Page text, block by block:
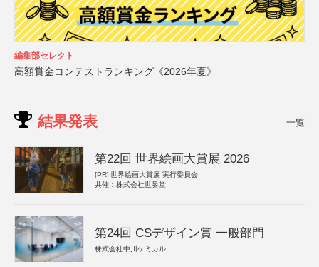
編集部セレクト
高額賞金コンテストランキング《2026年夏》
結果発表 一覧
第22回 世界絵画大賞展 2026
[PR] 世界絵画大賞展 実行委員会
共催：株式会社世界堂
第24回 CSデザイン賞 一般部門
株式会社中川ケミカル